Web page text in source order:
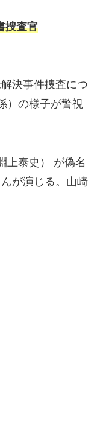
捜査官
決事件捜査につ
）の様子が警視
上泰史） が偽名
んが演じる。山崎